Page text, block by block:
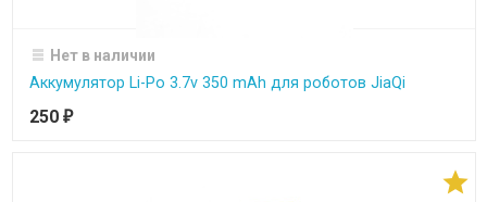
Нет в наличии
Аккумулятор Li-Po 3.7v 350 mAh для роботов JiaQi
250 ₽
